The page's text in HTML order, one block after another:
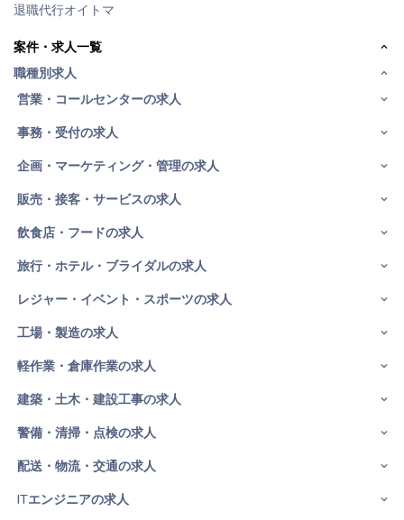
退職代行オイトマ
案件・求人一覧
職種別求人
営業・コールセンターの求人
事務・受付の求人
企画・マーケティング・管理の求人
販売・接客・サービスの求人
飲食店・フードの求人
旅行・ホテル・ブライダルの求人
レジャー・イベント・スポーツの求人
工場・製造の求人
軽作業・倉庫作業の求人
建築・土木・建設工事の求人
警備・清掃・点検の求人
配送・物流・交通の求人
ITエンジニアの求人